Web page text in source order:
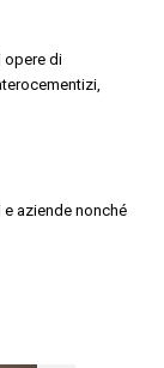
opere di
aziende nonché